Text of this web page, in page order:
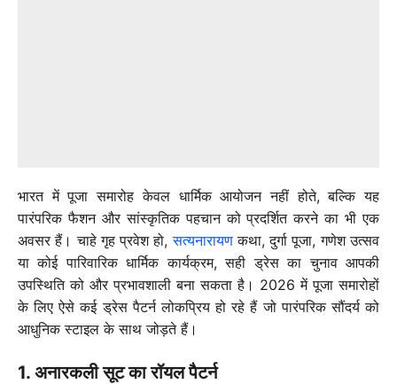
भारत में पूजा समारोह केवल धार्मिक आयोजन नहीं होते, बल्कि यह
पारंपरिक फैशन और सांस्कृतिक पहचान को प्रदर्शित करने का भी एक
अवसर हैं। चाहे गृह प्रवेश हो,सत्यनारायणकथा, दुर्गा पूजा, गणेश उत्सव
या कोई पारिवारिक धार्मिक कार्यक्रम, सही ड्रेस का चुनाव आपकी
उपस्थिति को और प्रभावशाली बना सकता है। 2026 में पूजा समारोहों
के लिए ऐसे कई ड्रेस पैटर्न लोकप्रिय हो रहे हैं जो पारंपरिक सौंदर्य को
आधुनिक स्टाइल के साथ जोड़ते हैं।
1. अनारकली सूट का रॉयल पैटर्न